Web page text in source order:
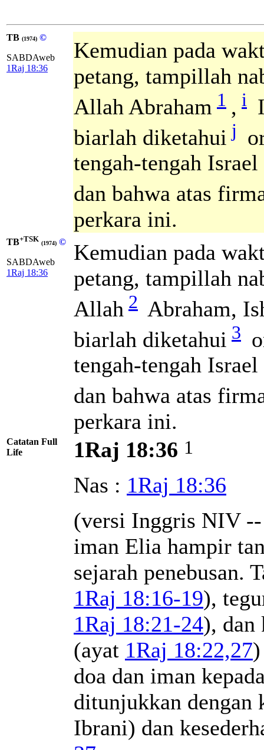
TB (1974) ©
SABDAweb
1Raj 18:36
Kemudian pada
petang, tampillah
Allah Abraham 1 , i
biarlah diketahui j
tengah-tengah
dan bahwa atas
perkara ini.
TB+TSK (1974) ©
SABDAweb
1Raj 18:36
Kemudian pada
petang, tampillah
Allah 2 Abraham,
biarlah diketahui 3
tengah-tengah
dan bahwa atas
perkara ini.
Catatan Full
Life
1Raj 18:36 1
Nas : 1Raj 18:36
(versi Inggris NIV --
iman Elia hampir
sejarah penebusan.
1Raj 18:16-19),
1Raj 18:21-24), dan
(ayat 1Raj 18:22,27
doa dan iman
ditunjukkan dengan
Ibrani) dan